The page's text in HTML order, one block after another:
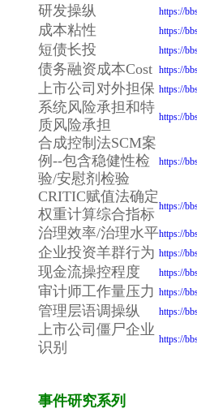
研发操纵 https://
成本粘性 https://
短债长投 https://
债务融资成本Cost https://
上市公司对外担保 https://
系统风险承担和特
质风险承担
https://
合成控制法SCM案
例--包含稳健性检
验/安慰剂检验
https://
CRITIC赋值法确定
权重计算综合指标 https://
治理效率/治理水平https://
企业投资羊群行为 https://
现金流操控程度 https://
审计师工作量压力 https://
管理层语调操纵 https://
上市公司僵尸企业
识别
https://
事件研究系列